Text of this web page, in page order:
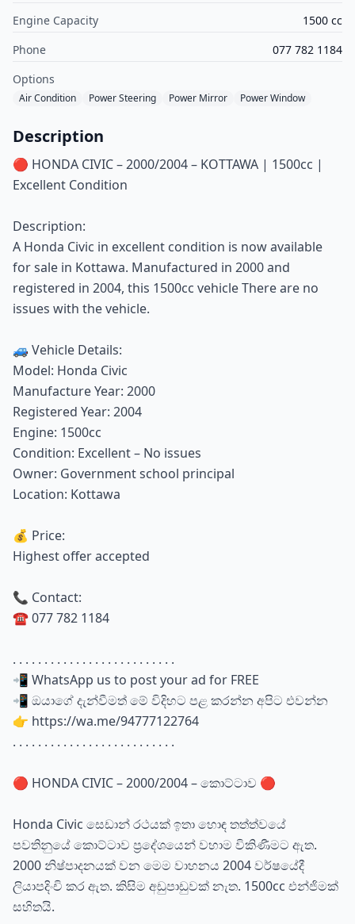
Engine Capacity
1500 cc
Phone
077 782 1184
Options
Air Condition Power Steering Power Mirror Power Window
Description
🔴 HONDA CIVIC – 2000/2004 – KOTTAWA | 1500cc |
Excellent Condition
Description:
A Honda Civic in excellent condition is now available
for sale in Kottawa. Manufactured in 2000 and
registered in 2004, this 1500cc vehicle There are no
issues with the vehicle.
🚙 Vehicle Details:
Model: Honda Civic
Manufacture Year: 2000
Registered Year: 2004
Engine: 1500cc
Condition: Excellent – No issues
Owner: Government school principal
Location: Kottawa
💰 Price:
Highest offer accepted
📞 Contact:
☎️ 077 782 1184
. . . . . . . . . . . . . . . . . . . . . . . . . .
📲 WhatsApp us to post your ad for FREE
📲 ඔයාගේ දැන්වීමත් මේ විදිහට පළ කරන්න අපිට එවන්න
👉 https://wa.me/94777122764
. . . . . . . . . . . . . . . . . . . . . . . . . .
🔴 HONDA CIVIC – 2000/2004 – කොට්ටාව 🔴
Honda Civic සෙඩාන් රථයක් ඉතා හොඳ තත්ත්වයේ
පවතිනුයේ කොට්ටාව ප්‍රදේශයෙන් වහාම විකිණීමට ඇත.
2000 නිෂ්පාදනයක් වන මෙම වාහනය 2004 වර්ෂයේදී
ලියාපදිංචි කර ඇත. කිසිම අඩුපාඩුවක් නැත. 1500cc එන්ජිමක්
සහිතයි.